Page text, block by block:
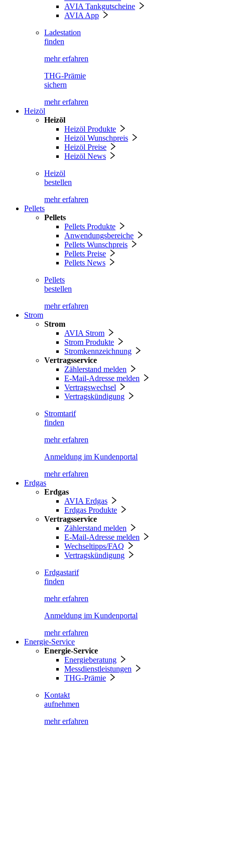
AVIA Tankgutscheine
AVIA App
Ladestation
finden
mehr erfahren
THG-Prämie
sichern
mehr erfahren
Heizöl
Heizöl
Heizöl Produkte
Heizöl Wunschpreis
Heizöl Preise
Heizöl News
Heizöl
bestellen
mehr erfahren
Pellets
Pellets
Pellets Produkte
Anwendungsbereiche
Pellets Wunschpreis
Pellets Preise
Pellets News
Pellets
bestellen
mehr erfahren
Strom
Strom
AVIA Strom
Strom Produkte
Stromkennzeichnung
Vertragsservice
Zählerstand melden
E-Mail-Adresse melden
Vertragswechsel
Vertragskündigung
Stromtarif
finden
mehr erfahren
Anmeldung im Kundenportal
mehr erfahren
Erdgas
Erdgas
AVIA Erdgas
Erdgas Produkte
Vertragsservice
Zählerstand melden
E-Mail-Adresse melden
Wechseltipps/FAQ
Vertragskündigung
Erdgastarif
finden
mehr erfahren
Anmeldung im Kundenportal
mehr erfahren
Energie-Service
Energie-Service
Energieberatung
Messdienstleistungen
THG-Prämie
Kontakt
aufnehmen
mehr erfahren